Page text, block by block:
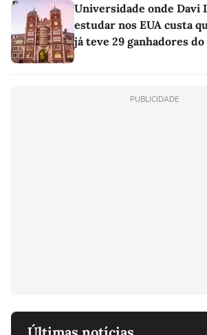
Universidade onde Davi
estudar nos EUA custa
já teve 29 ganhadores
PUBLICIDADE